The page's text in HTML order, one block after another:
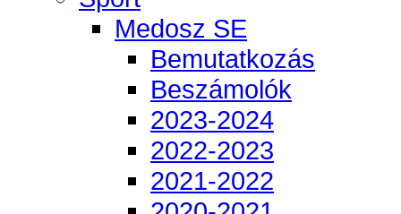
Medosz SE
Bemutatkozás
Beszámolók
2023-2024
2022-2023
2021-2022